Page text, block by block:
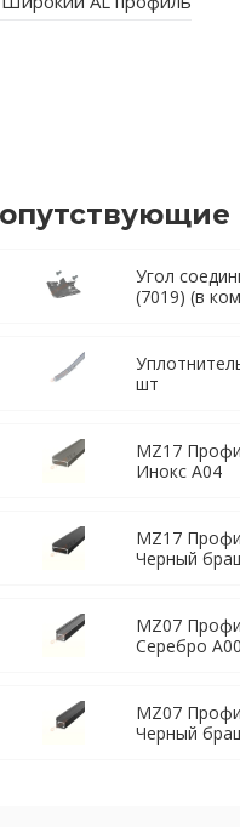
Угол
(7019) (в
шт
MZ17
Инокс A04
MZ17
Черный
MZ07
Серебро A00
MZ07
Черный